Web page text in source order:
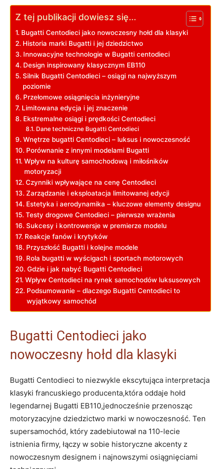
Z tej publikacji dowiesz się...
Bugatti Centodieci jako nowoczesny hołd dla klasyki
Historia marki Bugatti i jej ‌dziedzictwo
Innowacyjne technologie w Bugatti centodieci
Design inspirowany klasycznym EB110
Silnik Bugatti Centodieci – osiągi na najwyższym‌
poziomie
Przełomowe ​osiągnięcia inżynieryjne
Limitowana ‍edycja‌ i jej znaczenie
Ekstremalne osiągi⁢ i prędkości Centodieci
Dane techniczne Bugatti Centodieci
Wnętrze bugatti Centodieci‍ – luksus i nowoczesność
Porównanie z‌ innymi modelami Bugatti
Wpływ⁢ na kulturę samochodową i miłośników⁤
motoryzacji
Czynniki wpływające ​na cenę Centodieci
Zarządzanie i eksploatacja limitowanej edycji
Estetyka⁣ i aerodynamika – kluczowe elementy designu
Testy drogowe Centodieci – pierwsze wrażenia
Sukcesy​ i kontrowersje w premierze ⁣modelu
Reakcje fanów i ⁢krytyków
Przyszłość⁤ Bugatti⁤ i kolejne modele
Rola ⁣bugatti w wyścigach i sportach motorowych
Gdzie i jak nabyć Bugatti Centodieci
Wpływ‌ Centodieci na rynek samochodów luksusowych
Podsumowanie – ⁢dlaczego Bugatti Centodieci to
wyjątkowy samochód
Bugatti Centodieci jako
nowoczesny hołd dla klasyki
Bugatti Centodieci to niezwykle ekscytująca interpretacja‌
klasyki francuskiego producenta,która oddaje hołd
legendarnej Bugatti EB110,jednocześnie ⁣przenosząc
motoryzacyjne dziedzictwo marki w nowoczesność. ‍Ten
supersamochód, który zadebiutował na 110-lecie
istnienia firmy, łączy w sobie historyczne akcenty z
nowoczesnym designem i najnowszymi osiągnięciami